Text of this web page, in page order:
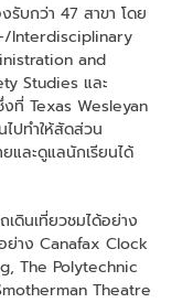
รับกว่า 47 สาขา โดย
Interdisciplinary
and
Studies และ
ที่ Texas Wesleyan
ปทำให้สัดส่วน
และดูแลนักเรียนได้
เดินเที่ยวชมได้อย่าง
าง Canafax Clock
The Polytechnic
Theatre